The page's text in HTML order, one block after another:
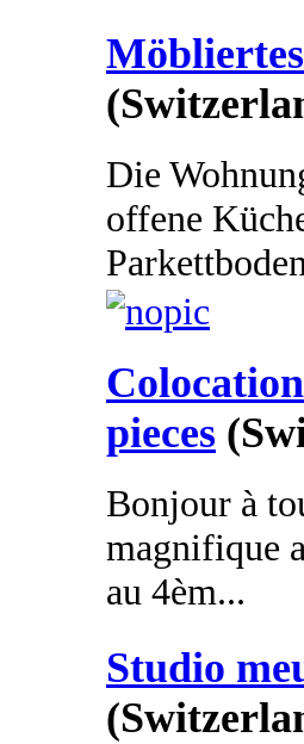
Die
offene
pieces
Bonjour à
magnifique
au 4èm...
Studio